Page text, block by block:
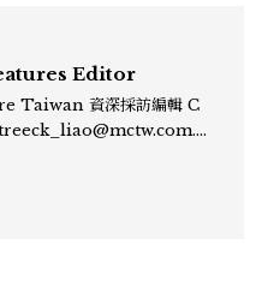
Editor
Taiwan 資深採訪編輯 C
與敘事能力，撰寫出兼具深度
內容，長期關注亞洲娛樂、人